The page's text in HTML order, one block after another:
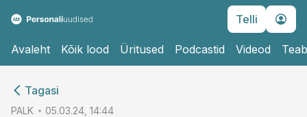
Telli
Avaleht Kõik lood Üritused Podcastid Videod
Tagasi
PALK 05.03.24, 14:44